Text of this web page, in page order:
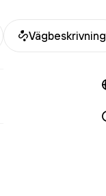
Vägbeskrivning